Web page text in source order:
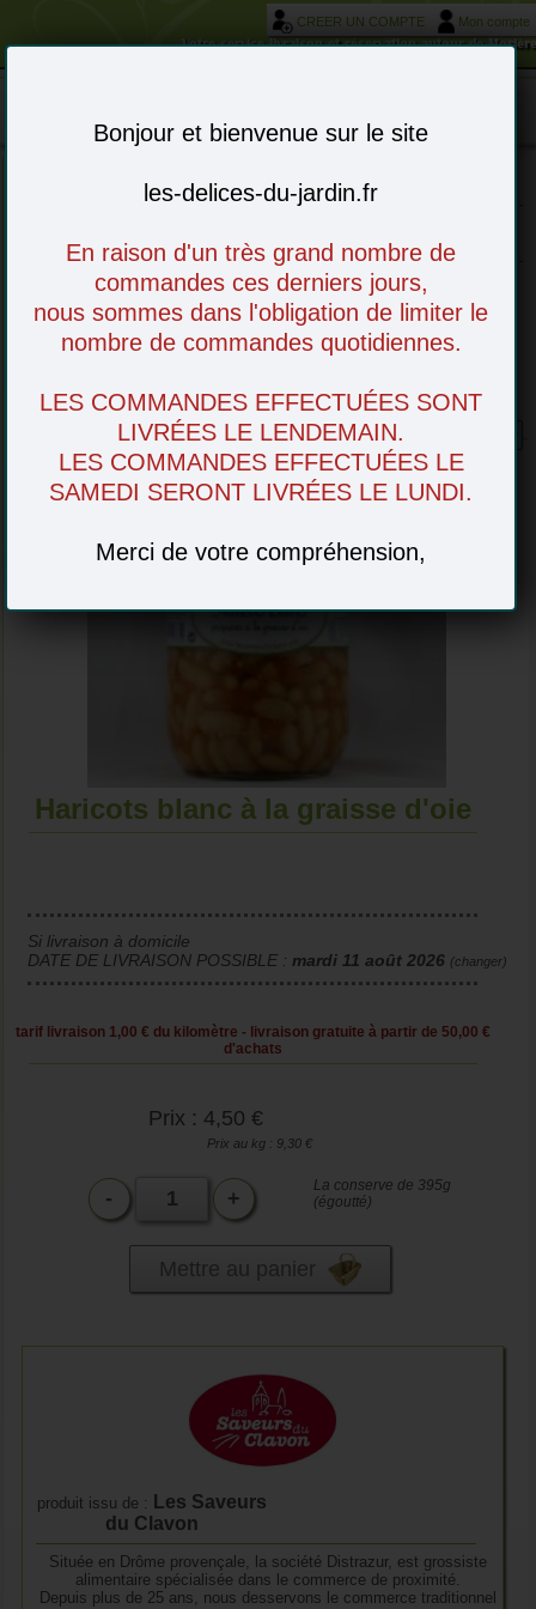
Bonjour et bienvenue sur le site
les-delices-du-jardin.fr
En raison d'un très grand nombre de
commandes ces derniers jours,
nous sommes dans l'obligation de limiter le
nombre de commandes quotidiennes.
LES COMMANDES EFFECTUÉES SONT
LIVRÉES LE LENDEMAIN.
LES COMMANDES EFFECTUÉES LE
SAMEDI SERONT LIVRÉES LE LUNDI.
Merci de votre compréhension,
CREER UN COMPTE
Mon compte
Votre service livraison et réservation autour de
retirer en magasin ou livré chez vous
Haricots blanc à la graisse d'oie
Haricots blanc à la graisse d'oie
Si livraison à domicile
DATE DE LIVRAISON POSSIBLE : mardi 11 août 2026 (changer)
tarif livraison 1,00 € du kilomètre - livraison gratuite à partir de 50,00 €
d'achats
Prix : 4,50 €
Prix au kg : 9,30 €
- +
La conserve de 395g
(égoutté)
Mettre au panier
produit issu de : Les Saveurs
du Clavon
Située en Drôme provençale, la société Distrazur, est grossiste
alimentaire spécialisée dans le commerce de proximité.
Depuis plus de 25 ans, nous desservons le commerce traditionnel